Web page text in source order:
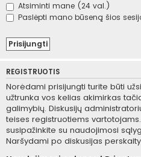
Atsiminti mane (24 val.)
Paslėpti mano būseną šios
REGISTRUOTIS
Norėdami prisijungti turite būti
užtrunka vos kelias akimirkas
galimybių. Diskusijų
teises registruotiems
susipažinkite su naudojimosi
Naršydami po diskusijas